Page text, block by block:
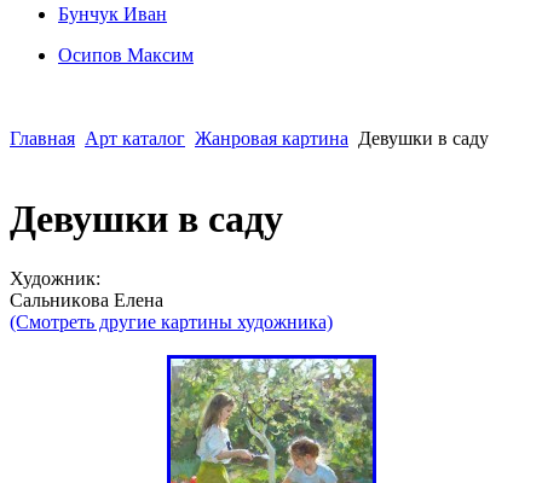
Бунчук Иван
Осипoв Максим
Главная Арт каталог Жанровая картина Девушки в саду
Девушки в саду
Художник:
Сaльникoва Елена
(Смотреть другие картины художника)